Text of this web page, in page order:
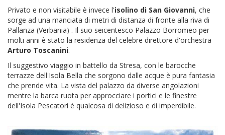
Privato e non visitabile è invece l'isolino di San Giovanni, che
sorge ad una manciata di metri di distanza di fronte alla riva di
Pallanza (Verbania) . Il suo seicentesco Palazzo Borromeo per
molti anni è stato la residenza del celebre direttore d'orchestra
Arturo Toscanini.
Il suggestivo viaggio in battello da Stresa, con le barocche
terrazze dell'Isola Bella che sorgono dalle acque è pura fantasia
che prende vita. La vista del palazzo da diverse angolazioni
mentre la barca ruota per approcciare i portici e le finestre
dell'Isola Pescatori è qualcosa di delizioso e di imperdibile.